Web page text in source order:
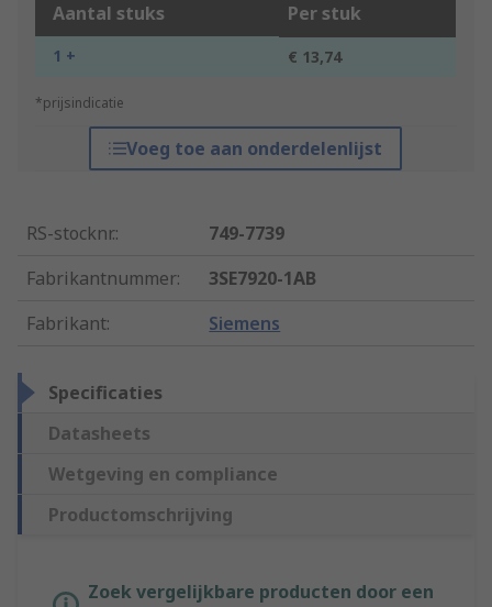
Aantal stuks Per stuk
1 + € 13,74
*prijsindicatie
Voeg toe aan onderdelenlijst
RS-stocknr.:
749-7739
Fabrikantnummer:
3SE7920-1AB
Fabrikant: Siemens
Specificaties
Datasheets
Wetgeving en compliance
Productomschrijving
Zoek vergelijkbare producten door een